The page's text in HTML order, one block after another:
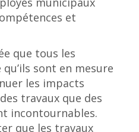
et
que tous les
sont en mesure
les impacts
travaux que des
incontournables.
que les travaux